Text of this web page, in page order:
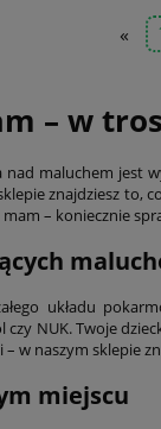
«
– w
maluchem jest
znajdziesz to,
– koniecznie
układu
NUK. Twoje
naszym sklepie
miejscu